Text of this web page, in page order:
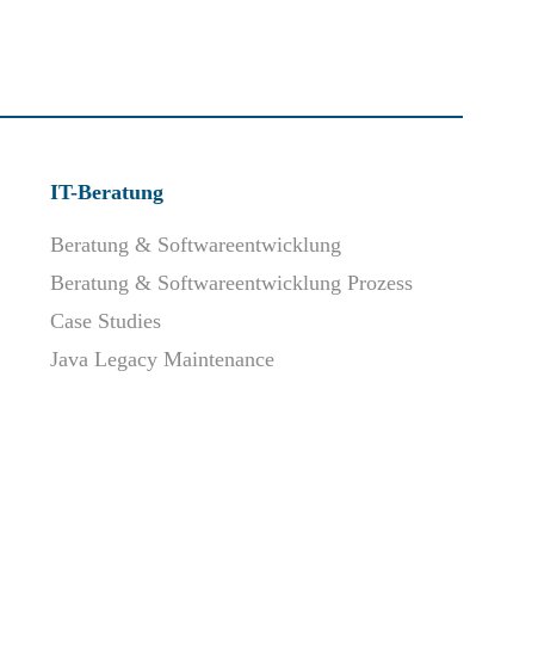
IT-Beratung
Beratung & Softwareentwicklung
Beratung & Softwareentwicklung Prozess
Case Studies
Java Legacy Maintenance